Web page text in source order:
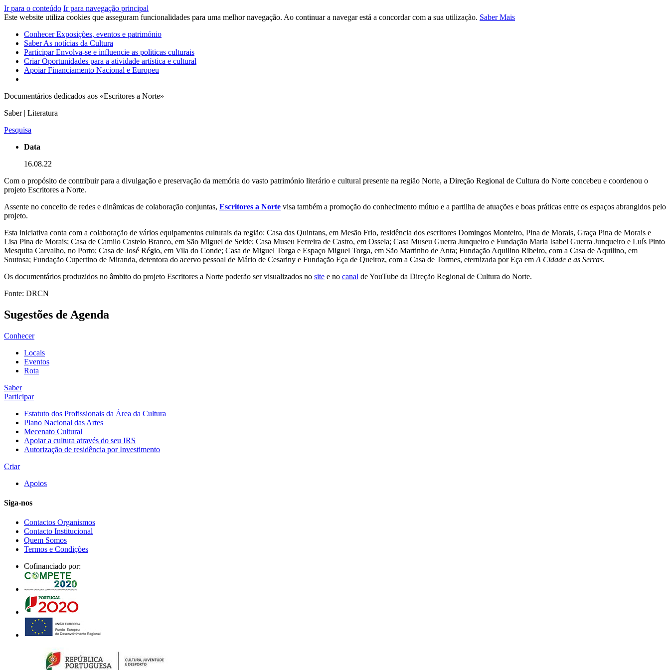
Ir para o conteúdo Ir para navegação principal
Este website utiliza cookies que asseguram funcionalidades para uma melhor navegação. Ao continuar a navegar está a concordar com a sua utilização. Saber Mais
ConhecerExposições, eventos e património
SaberAs notícias da Cultura
ParticiparEnvolva-se e influencie as politicas culturais
CriarOportunidades para a atividade artística e cultural
ApoiarFinanciamento Nacional e Europeu
Documentários dedicados aos «Escritores a Norte»
Saber | Literatura
Pesquisa
Data
16.08.22
Com o propósito de contribuir para a divulgação e preservação da memória do vasto património literário e cultural presente na região Norte, a Direção Regional de Cultura do Norte concebeu e coordenou o
projeto Escritores a Norte.
Assente no conceito de redes e dinâmicas de colaboração conjuntas, Escritores a Norte visa também a promoção do conhecimento mútuo e a partilha de atuações e boas práticas entre os espaços abrangidos pelo
projeto.
Esta iniciativa conta com a colaboração de vários equipamentos culturais da região: Casa das Quintans, em Mesão Frio, residência dos escritores Domingos Monteiro, Pina de Morais, Graça Pina de Morais e
Lisa Pina de Morais; Casa de Camilo Castelo Branco, em São Miguel de Seide; Casa Museu Ferreira de Castro, em Ossela; Casa Museu Guerra Junqueiro e Fundação Maria Isabel Guerra Junqueiro e Luís Pinto
Mesquita Carvalho, no Porto; Casa de José Régio, em Vila do Conde; Casa de Miguel Torga e Espaço Miguel Torga, em São Martinho de Anta; Fundação Aquilino Ribeiro, com a Casa de Aquilino, em
Soutosa; Fundação Cupertino de Miranda, detentora do acervo pessoal de Mário de Cesariny e Fundação Eça de Queiroz, com a Casa de Tormes, eternizada por Eça em A Cidade e as Serras.
Os documentários produzidos no âmbito do projeto Escritores a Norte poderão ser visualizados no site e no canal de YouTube da Direção Regional de Cultura do Norte.
Fonte: DRCN
Sugestões de Agenda
Conhecer
Locais
Eventos
Rota
Saber
Participar
Estatuto dos Profissionais da Área da Cultura
Plano Nacional das Artes
Mecenato Cultural
Apoiar a cultura através do seu IRS
Autorização de residência por Investimento
Criar
Apoios
Siga-nos
Contactos Organismos
Contacto Institucional
Quem Somos
Termos e Condições
Cofinanciado por: